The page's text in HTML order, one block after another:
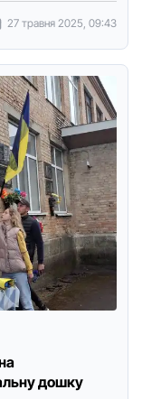
27 травня 2025, 09:43
дошку